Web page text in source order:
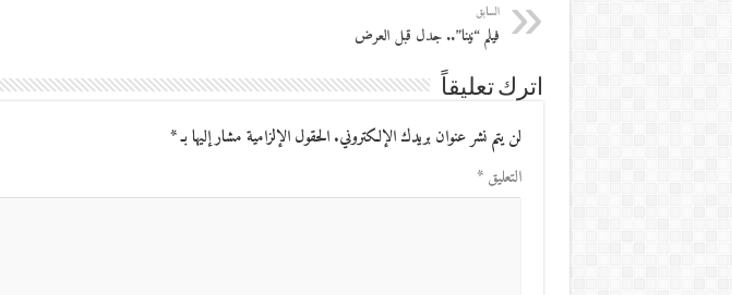
السابق
فيلم “نينا”.. جدل قبل العرض
اترك تعليقاً
لن يتم نشر عنوان بريدك الإلكتروني. الحقول الإلزامية مشار إليها بـ*
التعليق*